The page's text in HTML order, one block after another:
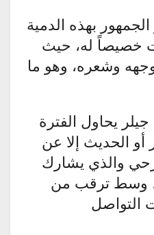
بهذه الدمية
خصيصاً له، حيث
وشعره، وهو ما
يحاول الفترة
أو الحديث إلا عن
والذي يشارك
وسط ترقب من
التواصل